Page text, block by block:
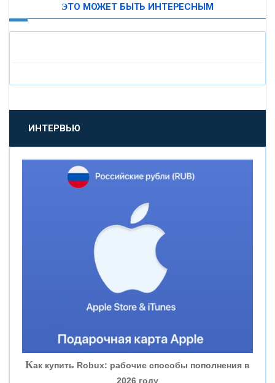
«БАНК САНКТ-ПЕТЕРБУРГ»
«ПРОМСВЯЗЬБАНК»
«НОВИКОМБАНК»
«ВНЕШПРОМБАНК»
«БАНК ГЛОБЭКС»
«СОВКОМБАНК»
ЭТО МОЖЕТ БЫТЬ ИНТЕРЕСНЫМ
ИНТЕРВЬЮ
Как купить Robux: рабочие способы пополнения в
2026 году